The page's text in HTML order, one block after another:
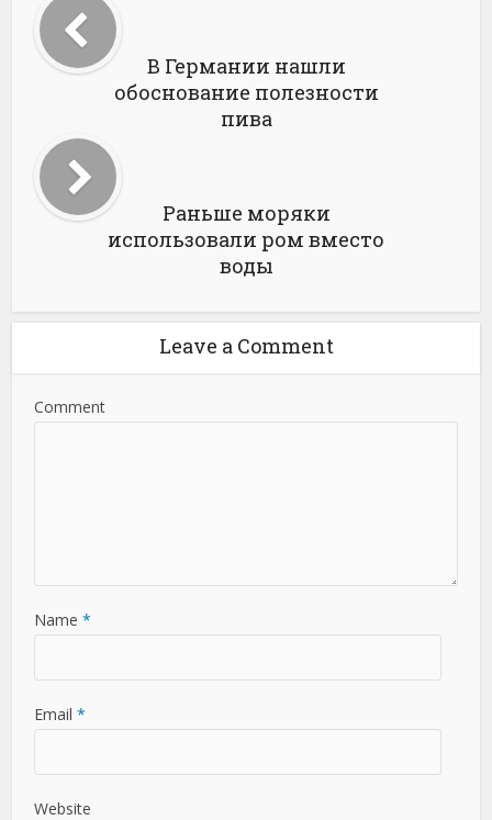
В Германии нашли
обоснование полезности
пива
Раньше моряки
использовали ром вместо
воды
Leave a Comment
Comment
Name *
Email *
Website